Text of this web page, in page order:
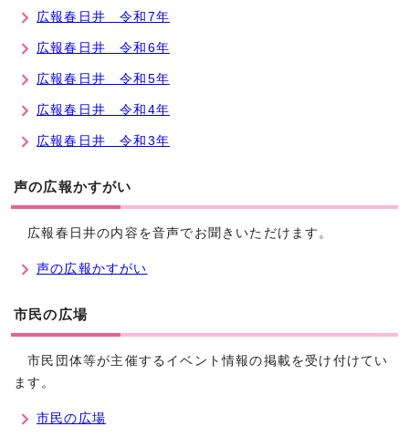
広報春日井 令和7年
広報春日井 令和6年
広報春日井 令和5年
広報春日井 令和4年
広報春日井 令和3年
声の広報かすがい
広報春日井の内容を音声でお聞きいただけます。
声の広報かすがい
市民の広場
市民団体等が主催するイベント情報の掲載を受け付けてい
ます。
市民の広場